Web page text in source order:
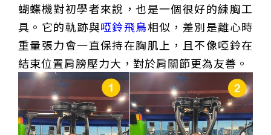
蝴蝶機對初學者來說，也是一個很好的練胸工
具。它的軌跡與啞鈴飛鳥相似，差別是離心時
重量張力會一直保持在胸肌上，且不像啞鈴在
結束位置肩膀壓力大，對於肩關節更為友善。
僅必需的 Cookies 同意